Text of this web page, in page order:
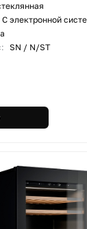
С электронной
SN / N/ST